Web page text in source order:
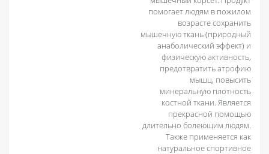
помогает людям в пожилом
возрасте сохранить
мышечную ткань (природный
анаболический эффект) и
физическую активность,
предотвратить атрофию
мышц, повысить
минеральную плотность
костной ткани. Является
прекрасной помощью
длительно болеющим людям.
Также применяется как
натуральное спортивное